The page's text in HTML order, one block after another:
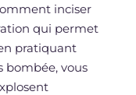
inciser
qui permet
pratiquant
bombée, vous